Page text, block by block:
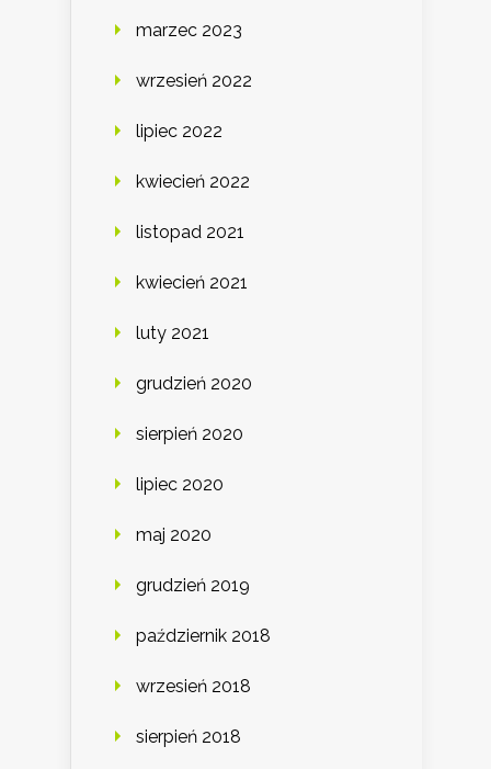
marzec 2023
wrzesień 2022
lipiec 2022
kwiecień 2022
listopad 2021
kwiecień 2021
luty 2021
grudzień 2020
sierpień 2020
lipiec 2020
maj 2020
grudzień 2019
październik 2018
wrzesień 2018
sierpień 2018